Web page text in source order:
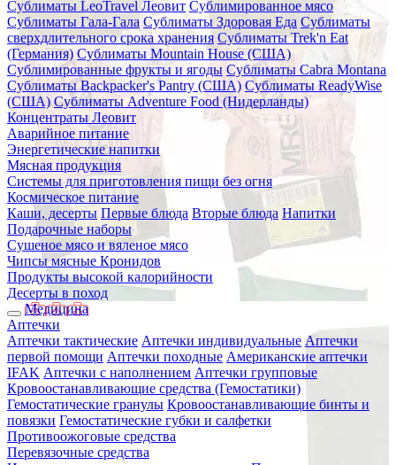
Сублиматы LeoTravel Леовит Сублимированное мясо
Сублиматы Гала-Гала Сублиматы Здоровая Еда Сублиматы
сверхдлительного срока хранения Сублиматы Trek'n Eat
(Германия) Сублиматы Mountain House (США)
Сублимированные фрукты и ягоды Сублиматы Cabra Montana
Сублиматы Backpacker's Pantry (США) Сублиматы ReadyWise
(США) Сублиматы Adventure Food (Нидерланды)
Концентраты Леовит
Аварийное питание
Энергетические напитки
Мясная продукция
Системы для приготовления пищи без огня
Космическое питание
Каши, десерты Первые блюда Вторые блюда Напитки
Подарочные наборы
Сушеное мясо и вяленое мясо
Чипсы мясные Кронидов
Продукты высокой калорийности
Десерты в поход
Медицина
Аптечки
Аптечки тактические Аптечки индивидуальные Аптечки
первой помощи Аптечки походные Американские аптечки
IFAK Аптечки с наполнением Аптечки групповые
Кровоостанавливающие средства (Гемостатики)
Гемостатические гранулы Кровоостанавливающие бинты и
повязки Гемостатические губки и салфетки
Противоожоговые средства
Перевязочные средства